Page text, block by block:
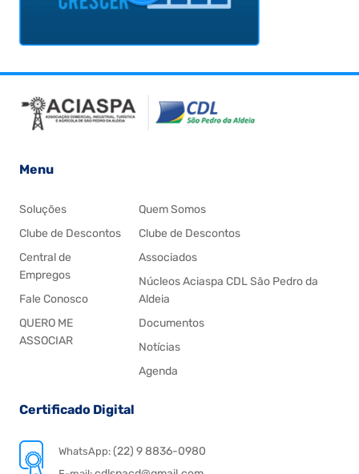
Menu
Soluções
Clube de Descontos
Central de
Empregos
Fale Conosco
QUERO ME
ASSOCIAR
Quem Somos
Clube de Descontos
Associados
Núcleos Aciaspa CDL São Pedro da
Aldeia
Documentos
Notícias
Agenda
Certificado Digital
WhatsApp:(22) 9 8836-0980